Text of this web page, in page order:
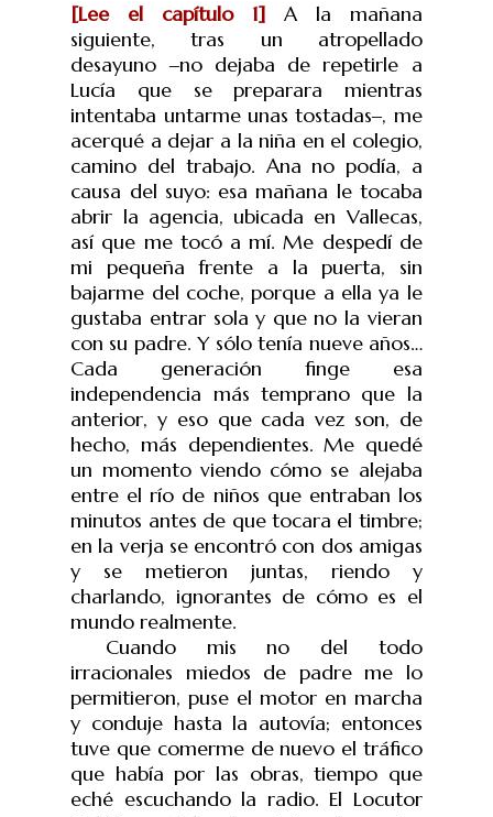
[Lee el capítulo 1] Ala mañana
siguiente, tras un atropellado
desayuno‒no dejaba de repetirle a
Lucía que se preparara mientras
intentaba untarme unas tostadas‒, me
acerqué a dejar a la niña en el colegio,
camino del trabajo. Ana no podía, a
causa del suyo: esa mañana le tocaba
abrir la agencia, ubicada en Vallecas,
así que me tocó a mí. Me despedí de
mi pequeña frente a la puerta, sin
bajarme del coche, porque a ella ya le
gustaba entrar sola y que no la vieran
con su padre. Y sólo tenía nueve años…
Cada generación finge esa
independencia más temprano que la
anterior, y eso que cada vez son, de
hecho, más dependientes. Me quedé
un momento viendo cómo se alejaba
entre el río de niños que entraban los
minutos antes de que tocara el timbre;
en la verja se encontró con dos amigas
y se metieron juntas, riendo y
charlando, ignorantes de cómo es el
mundo realmente.
Cuando mis no del todo
irracionales miedos de padre me lo
permitieron, puse el motor en marcha
y conduje hasta la autovía; entonces
tuve que comerme de nuevo el tráfico
que había por las obras, tiempo que
eché escuchando la radio. El Locutor